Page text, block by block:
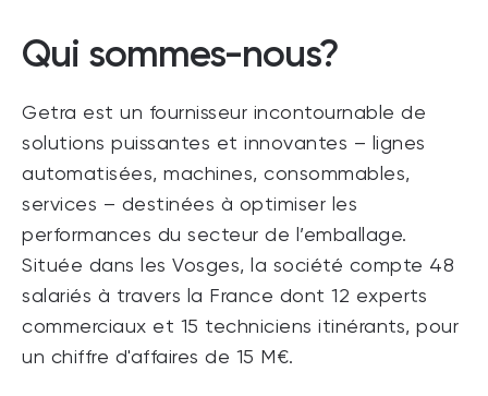
Qui sommes-nous?
Getra est un fournisseur incontournable de
solutions puissantes et innovantes – lignes
automatisées, machines, consommables,
services – destinées à optimiser les
performances du secteur de l’emballage.
Située dans les Vosges, la société compte 48
salariés à travers la France dont 12 experts
commerciaux et 15 techniciens itinérants, pour
un chiffre d'affaires de 15 M€.